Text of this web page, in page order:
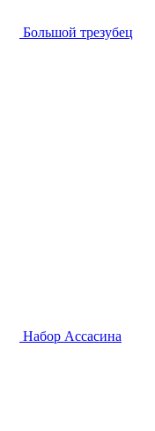
Большой трезубец
Набор Ассасина